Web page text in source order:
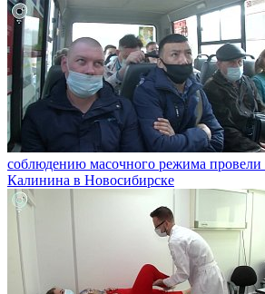
соблюдению масочного режима
Калинина в Новосибирске